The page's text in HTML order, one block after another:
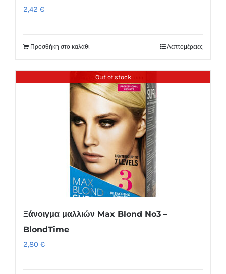
2,42 €
Προσθήκη στο καλάθι Λεπτομέρειες
Out of stock
Ξάνοιγμα μαλλιών Max Blond No3 –
BlondTime
2,80 €